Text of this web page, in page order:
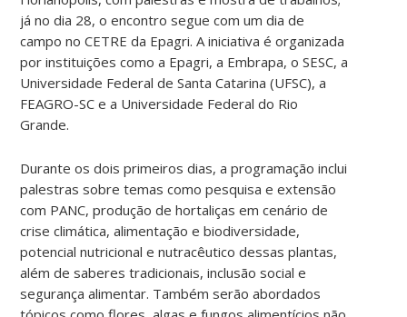
já no dia 28, o encontro segue com um dia de
campo no CETRE da Epagri. A iniciativa é organizada
por instituições como a Epagri, a Embrapa, o SESC, a
Universidade Federal de Santa Catarina (UFSC), a
FEAGRO-SC e a Universidade Federal do Rio
Grande.
Durante os dois primeiros dias, a programação inclui
palestras sobre temas como pesquisa e extensão
com PANC, produção de hortaliças em cenário de
crise climática, alimentação e biodiversidade,
potencial nutricional e nutracêutico dessas plantas,
além de saberes tradicionais, inclusão social e
segurança alimentar. Também serão abordados